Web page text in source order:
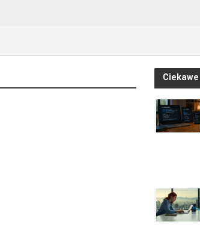
Ciekawe